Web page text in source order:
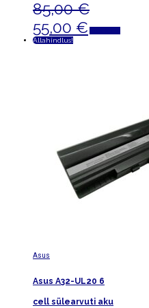
85,00€
Algne
hind
55,00 €Praegune
Allahindlus!
Asus
Asus A32-UL20 6
cell sülearvuti aku